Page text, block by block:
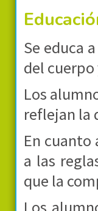
Se educa
del
Los
reflejan la
En cuanto
a las
que la